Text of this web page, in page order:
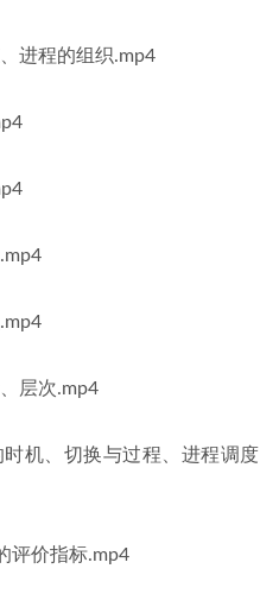
进程的组织.mp4
层次.mp4
机、切换与过程、进程调度
评价指标.mp4